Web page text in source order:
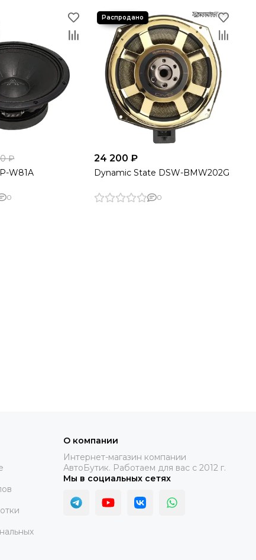
₽
W81A
0
24 200 ₽
Dynamic State DSW-BMW202G
0
О компании
Интернет-магазин компании
АвтоБутик. Работаем для вас с 2012 г.
Мы в социальных сетях